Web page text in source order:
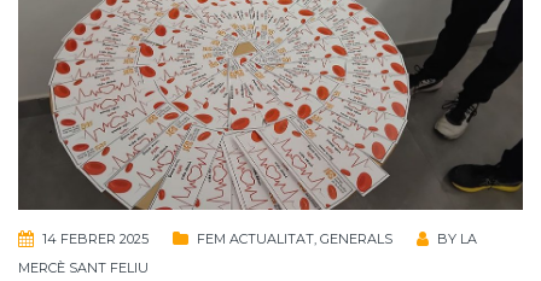
14 FEBRER 2025 FEM ACTUALITAT, GENERALS BY LA
MERCÈ SANT FELIU